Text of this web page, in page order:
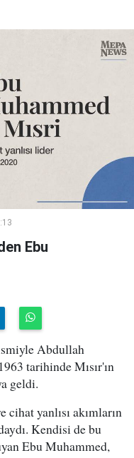
Ebu
Abdullah
tarihinde Mısır'ın
geldi.
yanlısı akımların
Kendisi de bu
Ebu Muhammed,